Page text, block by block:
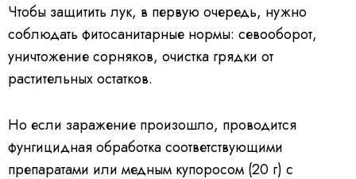
Чтобы защитить лук, в первую очередь, нужно
соблюдать фитосанитарные нормы: севооборот,
уничтожение сорняков, очистка грядки от
растительных остатков.
Но если заражение произошло, проводится
фунгицидная обработка соответствующими
препаратами или медным купоросом (20 г) с